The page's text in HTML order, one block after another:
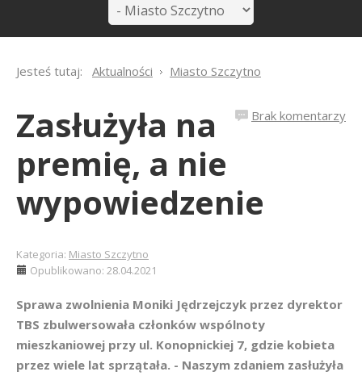
Jesteś tutaj: Aktualności Miasto Szczytno
Brak komentarzy
Zasłużyła na
premię, a nie
wypowiedzenie
Kategoria: Miasto Szczytno
Opublikowano: 28.04.2021
Sprawa zwolnienia Moniki Jędrzejczyk przez dyrektor
TBS zbulwersowała członków wspólnoty
mieszkaniowej przy ul. Konopnickiej 7, gdzie kobieta
przez wiele lat sprzątała. - Naszym zdaniem zasłużyła